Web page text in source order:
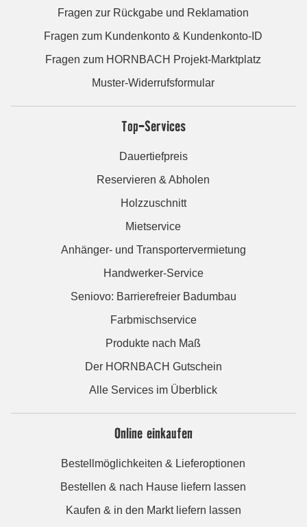
Fragen zur Rückgabe und Reklamation
Fragen zum Kundenkonto & Kundenkonto-ID
Fragen zum HORNBACH Projekt-Marktplatz
Muster-Widerrufsformular
Top-Services
Dauertiefpreis
Reservieren & Abholen
Holzzuschnitt
Mietservice
Anhänger- und Transportervermietung
Handwerker-Service
Seniovo: Barrierefreier Badumbau
Farbmischservice
Produkte nach Maß
Der HORNBACH Gutschein
Alle Services im Überblick
Online einkaufen
Bestellmöglichkeiten & Lieferoptionen
Bestellen & nach Hause liefern lassen
Kaufen & in den Markt liefern lassen